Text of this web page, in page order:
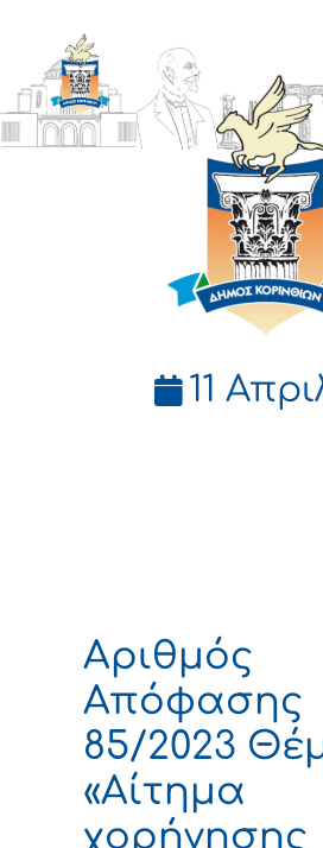
ΔΗΜΟΣ
ΚΟΡΙΝΘΙΩΝ
11
Αριθμός
Απόφασης
85/2023
«Αίτημα
χορήγησης